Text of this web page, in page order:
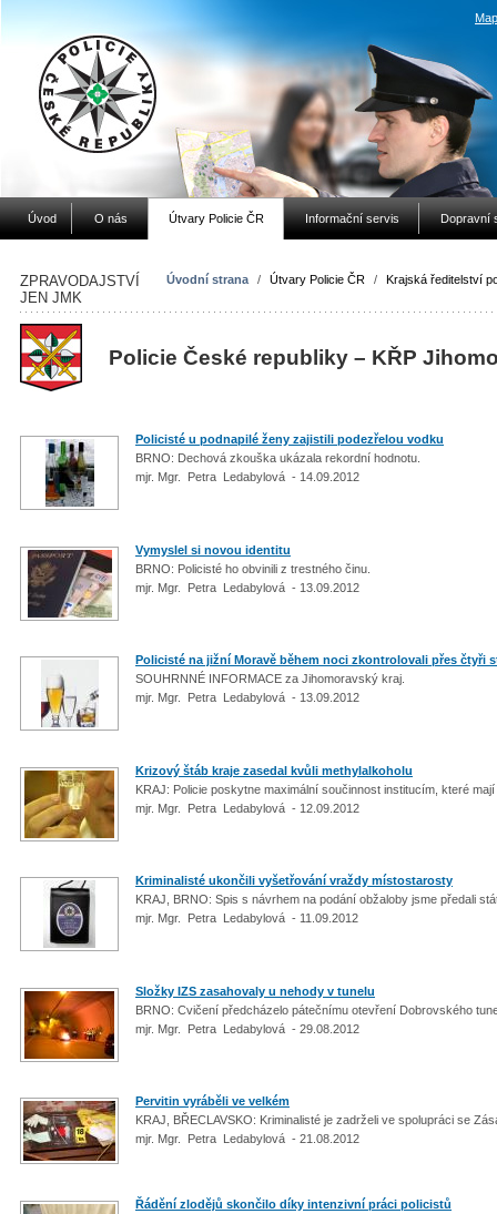
Úvod O nás Útvary Policie ČR Informační servis Dopravní
Úvodní strana / Útvary Policie ČR / Krajská ředitelství
ZPRAVODAJSTVÍ
JEN JMK
Policie České republiky – KŘP
Policisté u podnapilé ženy zajistili podezřelou vodku
BRNO: Dechová zkouška ukázala rekordní hodnotu.
mjr. Mgr. Petra Ledabylová - 14.09.2012
Vymyslel si novou identitu
BRNO: Policisté ho obvinili z trestného činu.
mjr. Mgr. Petra Ledabylová - 13.09.2012
Policisté na jižní Moravě během noci zkontrolovali přes čtyři
SOUHRNNÉ INFORMACE za Jihomoravský kraj.
mjr. Mgr. Petra Ledabylová - 13.09.2012
Krizový štáb kraje zasedal kvůli methylalkoholu
KRAJ: Policie poskytne maximální součinnost institucím, které
mjr. Mgr. Petra Ledabylová - 12.09.2012
Kriminalisté ukončili vyšetřování vraždy místostarosty
KRAJ, BRNO: Spis s návrhem na podání obžaloby jsme předali
mjr. Mgr. Petra Ledabylová - 11.09.2012
Složky IZS zasahovaly u nehody v tunelu
BRNO: Cvičení předcházelo pátečnímu otevření Dobrovského
mjr. Mgr. Petra Ledabylová - 29.08.2012
Pervitin vyráběli ve velkém
KRAJ, BŘECLAVSKO: Kriminalisté je zadrželi ve spolupráci se
mjr. Mgr. Petra Ledabylová - 21.08.2012
Řádění zlodějů skončilo díky intenzivní práci policistů